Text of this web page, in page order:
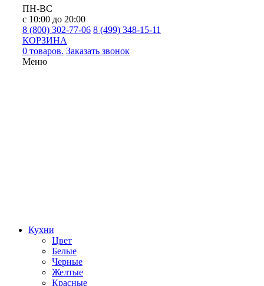
ПН-ВС
с 10:00 до 20:00
8 (800) 302-77-06 8 (499) 348-15-11
КОРЗИНА
0 товаров. Заказать звонок
Меню
Кухни
Цвет
Белые
Черные
Желтые
Красные